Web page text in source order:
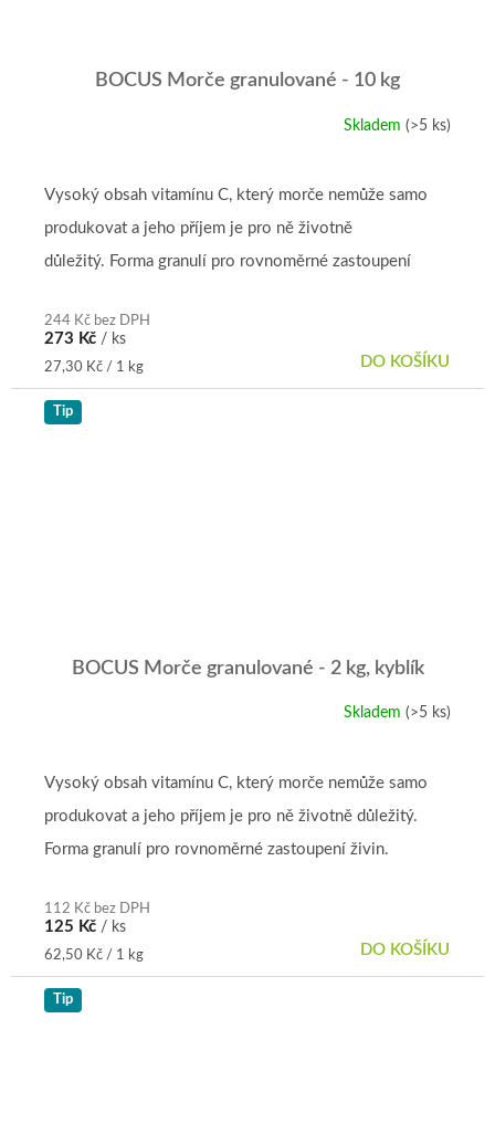
BOCUS Morče granulované - 10 kg
je
z
5
Skladem(>5 ks)
244 Kč bez DPH
273 Kč / ks
Měrná
cena:
27,30 Kč / 1 kg DO KOŠÍKU
Vysoký obsah vitamínu C, který morče nemůže samo
produkovat a jeho příjem je pro ně životně
důležitý. Forma granulí pro rovnoměrné zastoupení
Tip
BOCUS Morče granulované - 2 kg, kyblík
Skladem (>5 ks)
112 Kč bez DPH
125 Kč / ks
Měrná
cena:
62,50 Kč / 1 kg DO KOŠÍKU
Vysoký obsah vitamínu C, který morče nemůže samo
produkovat a jeho příjem je pro ně životně důležitý.
Forma granulí pro rovnoměrné zastoupení živin.
Tip